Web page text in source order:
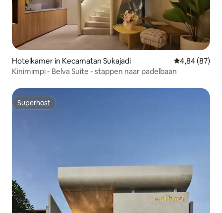
Hotelkamer in Kecamatan Sukajadi Gemiddelde
4,84 (87)
Kinimimpi - Belva Suite - stappen naar padelbaan
Superhost
Superhost